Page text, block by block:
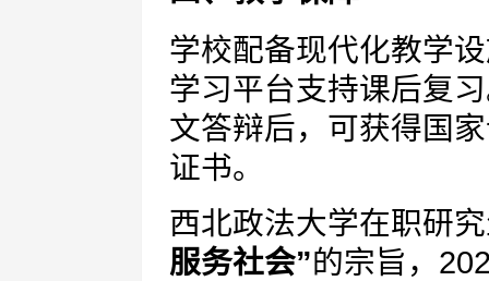
学校配备现代化教学
学习平台支持课后复
文答辩后，可获得国
证书。
西北政法大学在职研
服务社会”的宗旨，